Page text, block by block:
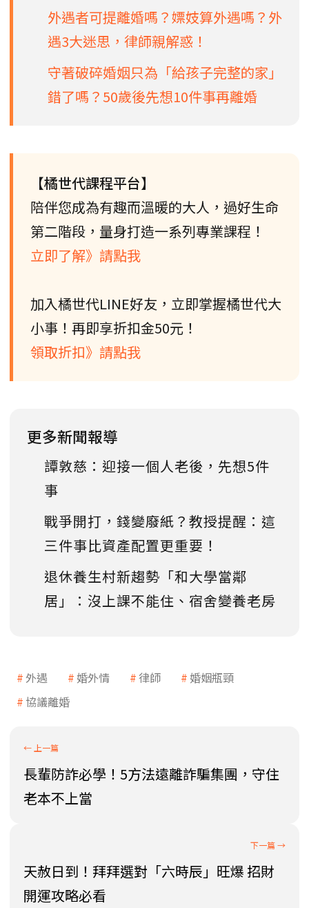
外遇者可提離婚嗎？嫖妓算外遇嗎？外
遇3大迷思，律師親解惑！
守著破碎婚姻只為「給孩子完整的家」
錯了嗎？50歲後先想10件事再離婚
【橘世代課程平台】
陪伴您成為有趣而溫暖的大人，過好生命
第二階段，量身打造一系列專業課程！
立即了解》請點我
加入橘世代LINE好友，立即掌握橘世代大
小事！再即享折扣金50元！
領取折扣》請點我
更多新聞報導
譚敦慈：迎接一個人老後，先想5件
事
戰爭開打，錢變廢紙？教授提醒：這
三件事比資產配置更重要！
退休養生村新趨勢「和大學當鄰
居」：沒上課不能住、宿舍變養老房
外遇 婚外情 律師
婚姻瓶頸
協議離婚
長輩防詐必學！5方法遠離詐騙集團，守住
老本不上當
天赦日到！拜拜選對「六時辰」旺爆 招財
開運攻略必看